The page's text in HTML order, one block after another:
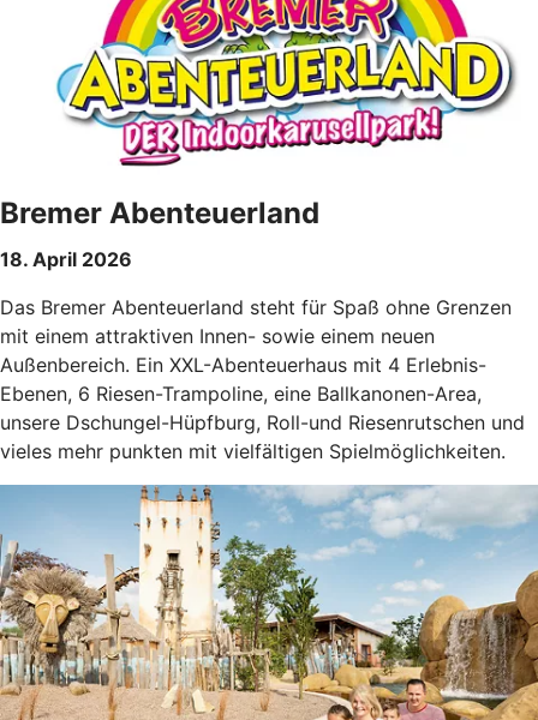
Bremer Abenteuerland
18. April 2026
Das Bremer Abenteuerland steht für Spaß ohne Grenzen
mit einem attraktiven Innen- sowie einem neuen
Außenbereich. Ein XXL-Abenteuerhaus mit 4 Erlebnis-
Ebenen, 6 Riesen-Trampoline, eine Ballkanonen-Area,
unsere Dschungel-Hüpfburg, Roll-und Riesenrutschen und
vieles mehr punkten mit vielfältigen Spielmöglichkeiten.